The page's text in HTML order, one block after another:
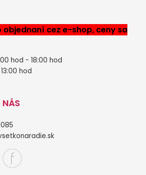
objednaní cez e-shop, ceny sa
hod - 18:00 hod
hod